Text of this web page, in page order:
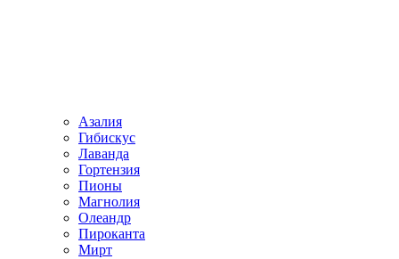
Азалия
Гибискус
Лаванда
Гортензия
Пионы
Магнолия
Олеандр
Пироканта
Мирт